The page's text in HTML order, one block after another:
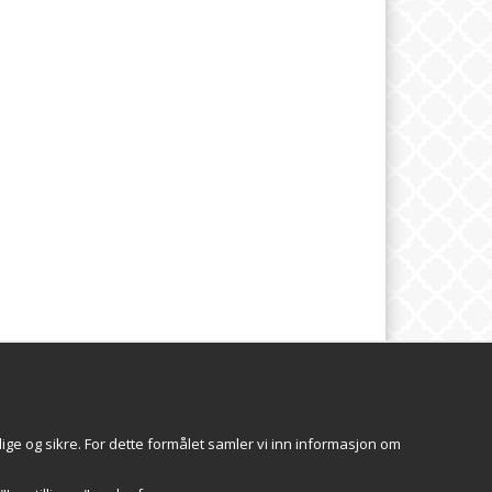
og sikre. For dette formålet samler vi inn informasjon om